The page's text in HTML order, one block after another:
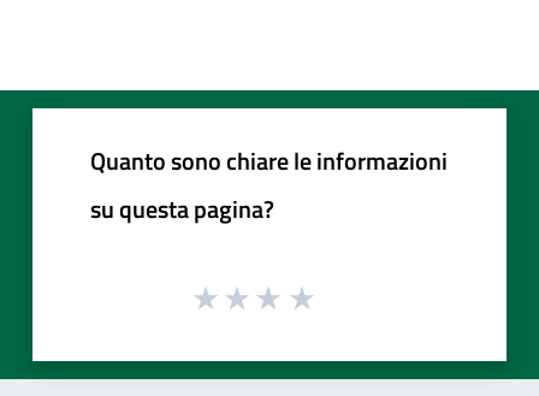
Quanto sono chiare le informazioni
su questa pagina?